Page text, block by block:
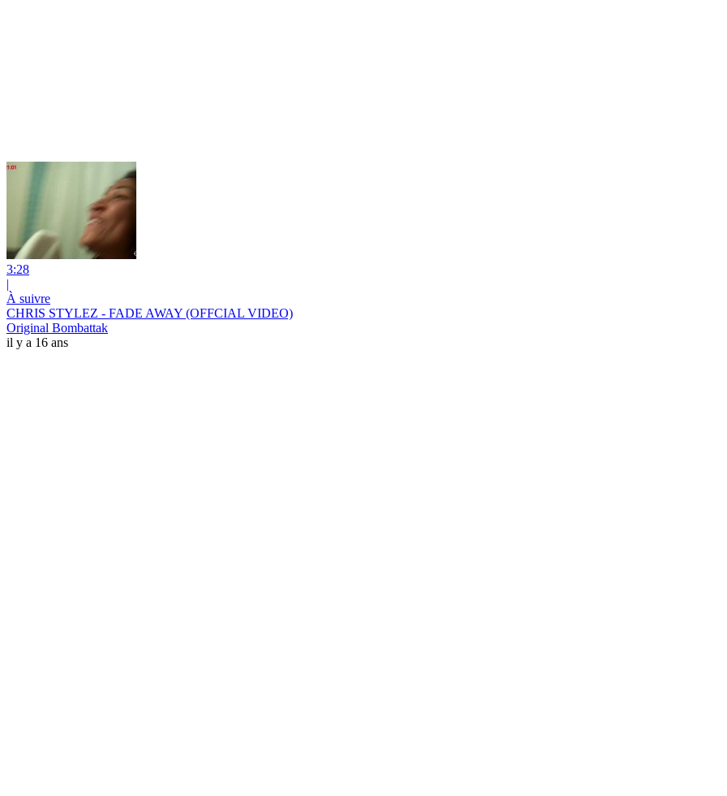
3:28
|
À suivre
CHRIS STYLEZ - FADE AWAY (OFFCIAL VIDEO)
Original Bombattak
il y a 16 ans